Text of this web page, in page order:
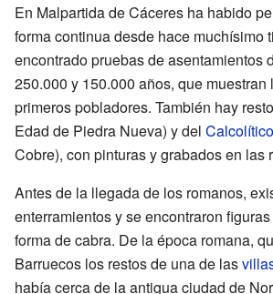
En Malpartida de Cáceres ha habido
forma continua desde hace muchísimo
encontrado pruebas de asentamientos
250.000 y 150.000 años, que
primeros pobladores. También hay
Edad de Piedra Nueva) y del Calcolítico
Cobre), con pinturas y grabados en las
Antes de la llegada de los romanos,
enterramientos y se encontraron
forma de cabra. De la época romana,
Barruecos los restos de una de las
había cerca de la antigua ciudad de